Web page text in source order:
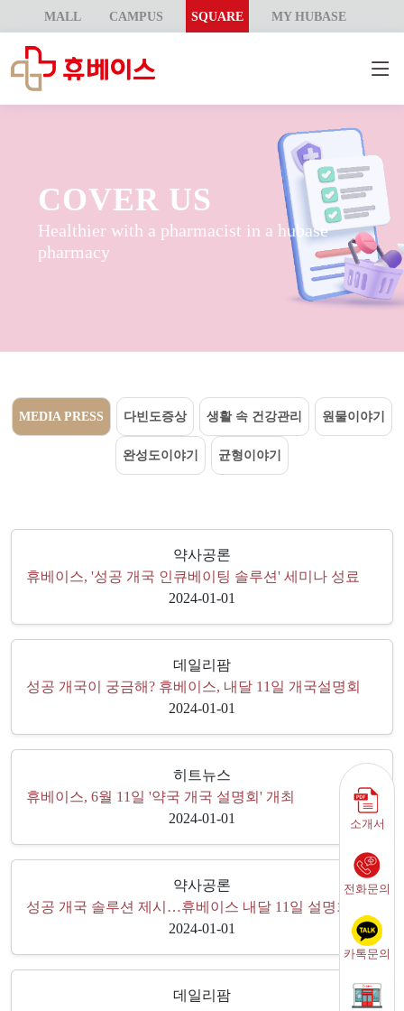
MALL CAMPUS SQUARE MY HUBASE
COVER US
Healthier with a pharmacist in a hubase
pharmacy
MEDIA PRESS 다빈도증상 생활 속 건강관리 원물이야기
완성도이야기 균형이야기
약사공론
휴베이스, '성공 개국 인큐베이팅 솔루션' 세미나 성료
2024-01-01
데일리팜
성공 개국이 궁금해? 휴베이스, 내달 11일 개국설명회
2024-01-01
히트뉴스
휴베이스, 6월 11일 '약국 개국 설명회' 개최
2024-01-01
약사공론
성공 개국 솔루션 제시…휴베이스 내달 11일 설명회
2024-01-01
데일리팜
소개서
전화문의
카톡문의